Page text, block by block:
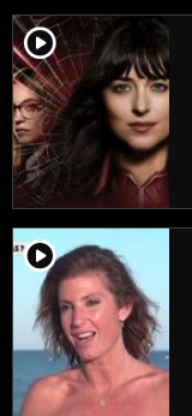
player2
player2